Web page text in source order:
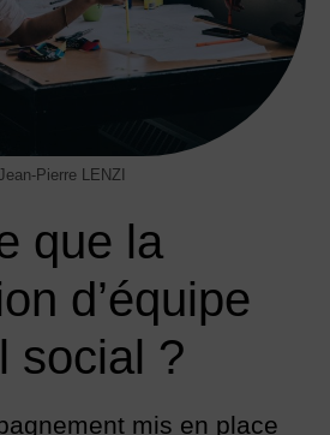
Pierre LENZI
que la
d’équipe
social ?
mis en place